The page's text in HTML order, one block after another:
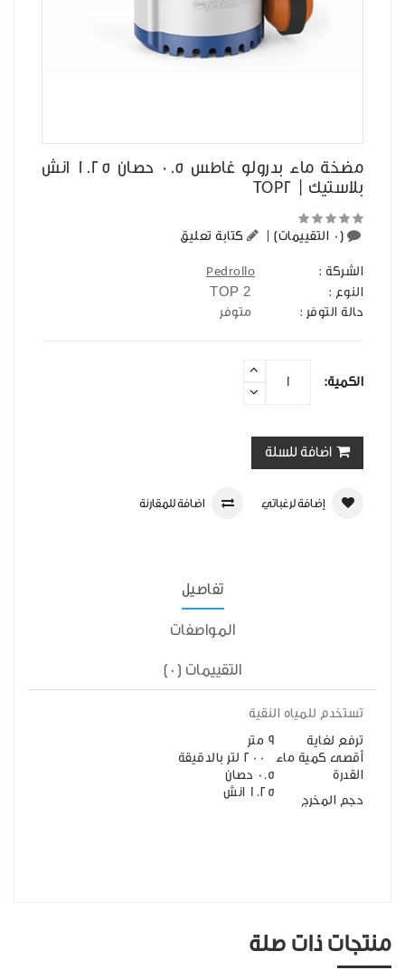
مضخة ماء بدرولو غاطس 0.5 حصان 1.25 انش
بلاستيك | TOP2
(0 التقييمات) كتابة تعليق
الشركة :
Pedrollo
النوع :
حالة التوفر : متوفر
الكمية:
اضافة للسلة
إضافة لرغباتي اضافة للمقارنة
تفاصيل
المواصفات
التقييمات (0)
تستخدم للمياه النقية
ترفع لغاية
9 متر
أقصى كمية ماء
القدرة
0.5 حصان
حجم المخرج
1.25 انش
منتجات ذات صلة